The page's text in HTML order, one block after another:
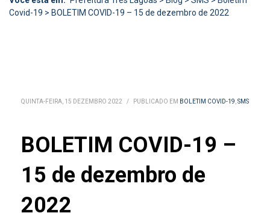
Covid-19 > BOLETIM COVID-19 – 15 de dezembro de 2022
QUINTA-FEIRA, 15 DEZEMBRO 2022 / PUBLICADO EM BOLETIM COVID-19,SMS
BOLETIM COVID-19 –
15 de dezembro de
2022